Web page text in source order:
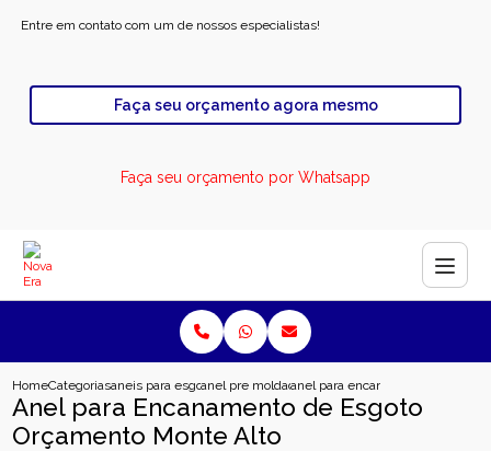
Entre em contato com um de nossos especialistas!
Faça seu orçamento agora mesmo
Faça seu orçamento por Whatsapp
HomeCategoriasaneis para esgotoanel pre moldado para poco de visita
anel para encanamento de
Anel para Encanamento de Esgoto
Orçamento Monte Alto